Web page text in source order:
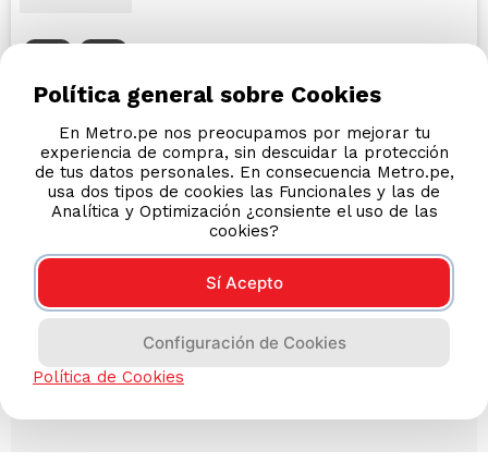
Política general sobre Cookies
En Metro.pe nos preocupamos por mejorar tu
experiencia de compra, sin descuidar la protección
de tus datos personales. En consecuencia Metro.pe,
usa dos tipos de cookies las Funcionales y las de
Analítica y Optimización ¿consiente el uso de las
cookies?
Sí Acepto
Configuración de Cookies
Política de Cookies